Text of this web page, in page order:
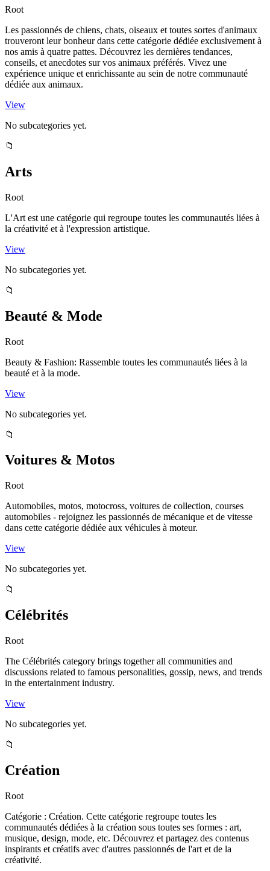
Root
Les passionnés de chiens, chats, oiseaux et toutes sortes d'animaux
trouveront leur bonheur dans cette catégorie dédiée exclusivement à
nos amis à quatre pattes. Découvrez les dernières tendances,
conseils, et anecdotes sur vos animaux préférés. Vivez une
expérience unique et enrichissante au sein de notre communauté
dédiée aux animaux.
View
No subcategories yet.
📁
Arts
Root
L'Art est une catégorie qui regroupe toutes les communautés liées à
la créativité et à l'expression artistique.
View
No subcategories yet.
📁
Beauté & Mode
Root
Beauty & Fashion: Rassemble toutes les communautés liées à la
beauté et à la mode.
View
No subcategories yet.
📁
Voitures & Motos
Root
Automobiles, motos, motocross, voitures de collection, courses
automobiles - rejoignez les passionnés de mécanique et de vitesse
dans cette catégorie dédiée aux véhicules à moteur.
View
No subcategories yet.
📁
Célébrités
Root
The Célébrités category brings together all communities and
discussions related to famous personalities, gossip, news, and trends
in the entertainment industry.
View
No subcategories yet.
📁
Création
Root
Catégorie : Création. Cette catégorie regroupe toutes les
communautés dédiées à la création sous toutes ses formes : art,
musique, design, mode, etc. Découvrez et partagez des contenus
inspirants et créatifs avec d'autres passionnés de l'art et de la
créativité.